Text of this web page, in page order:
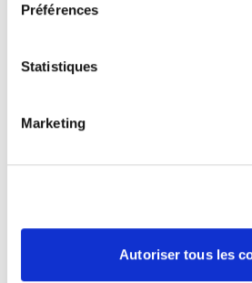
Préférences
Statistiques
Marketing
Autoriser tous les